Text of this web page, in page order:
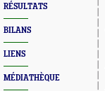
RÉSULTATS
BILANS
LIENS
MÉDIATHÈQUE